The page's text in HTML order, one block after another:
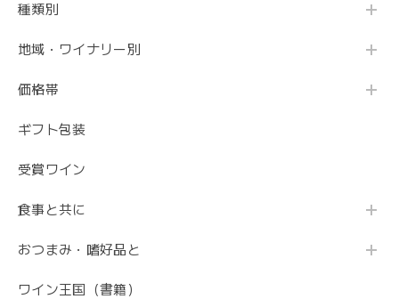
種類別
地域・ワイナリー別
価格帯
ギフト包装
受賞ワイン
食事と共に
おつまみ・嗜好品と
ワイン王国（書籍）